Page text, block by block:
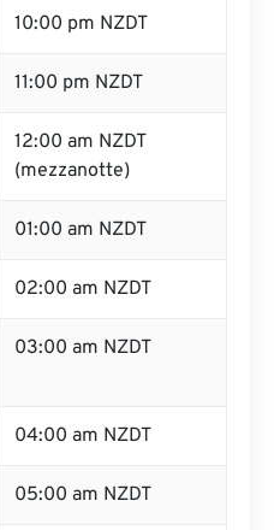
10:00 pm NZDT
11:00 pm NZDT
12:00 am NZDT
(mezzanotte)
01:00 am NZDT
02:00 am NZDT
03:00 am NZDT
04:00 am NZDT
05:00 am NZDT